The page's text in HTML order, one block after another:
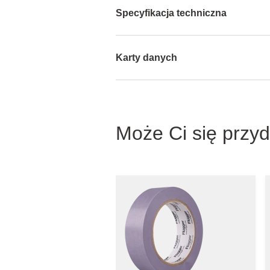
Specyfikacja techniczna
Karty danych
Może Ci się